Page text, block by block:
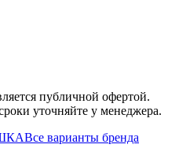
публичной офертой.
уточняйте у менеджера.
Все варианты бренда